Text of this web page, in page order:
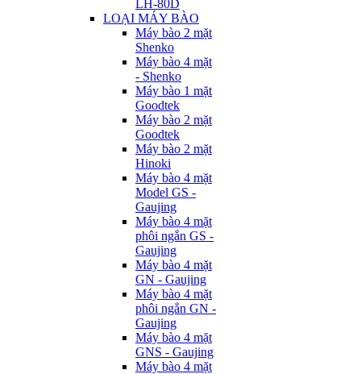
LH-80D
LOẠI MÁY BÀO
Máy bào 2 mặt
Shenko
Máy bào 4 mặt
- Shenko
Máy bào 1 mặt
Goodtek
Máy bào 2 mặt
Goodtek
Máy bào 2 mặt
Hinoki
Máy bào 4 mặt
Model GS -
Gaujing
Máy bào 4 mặt
phôi ngắn GS -
Gaujing
Máy bào 4 mặt
GN - Gaujing
Máy bào 4 mặt
phôi ngắn GN -
Gaujing
Máy bào 4 mặt
GNS - Gaujing
Máy bào 4 mặt